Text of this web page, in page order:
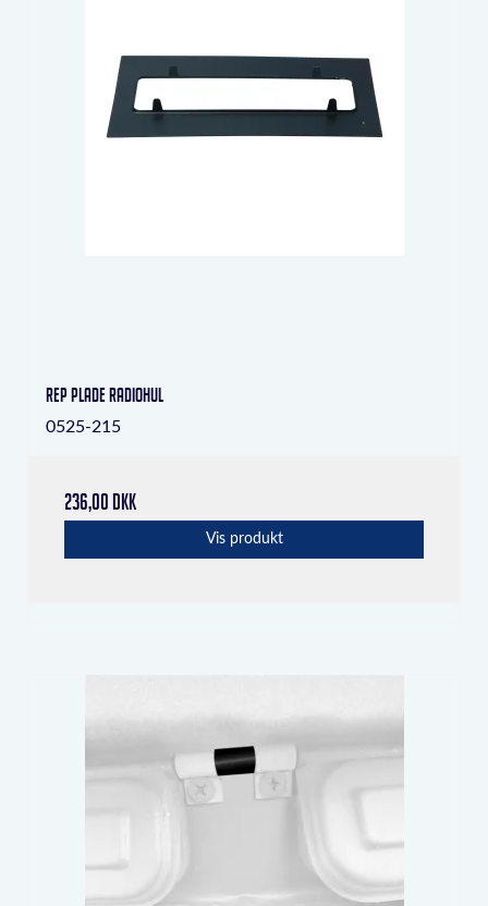
Rep plade radiohul
0525-215
236,00 DKK
Vis produkt